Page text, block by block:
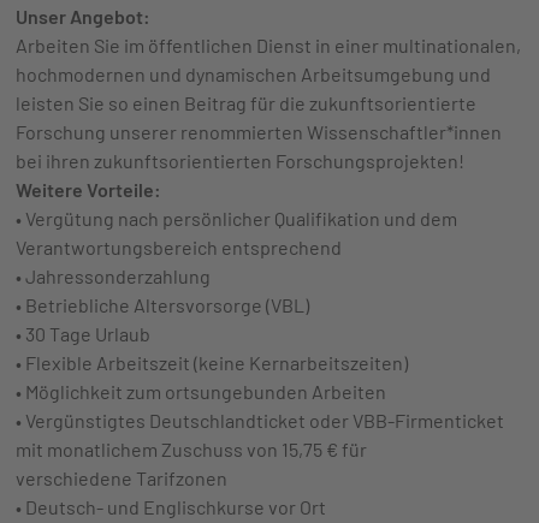
Unser Angebot:
Arbeiten Sie im öffentlichen Dienst in einer multinationalen,
hochmodernen und dynamischen Arbeitsumgebung und
leisten Sie so einen Beitrag für die zukunftsorientierte
Forschung unserer renommierten Wissenschaftler*innen
bei ihren zukunftsorientierten Forschungsprojekten!
Weitere Vorteile:
• Vergütung nach persönlicher Qualifikation und dem
Verantwortungsbereich entsprechend
• Jahressonderzahlung
• Betriebliche Altersvorsorge (VBL)
• 30 Tage Urlaub
• Flexible Arbeitszeit (keine Kernarbeitszeiten)
• Möglichkeit zum ortsungebunden Arbeiten
• Vergünstigtes Deutschlandticket oder VBB-Firmenticket
mit monatlichem Zuschuss von 15,75 € für
verschiedene Tarifzonen
• Deutsch- und Englischkurse vor Ort